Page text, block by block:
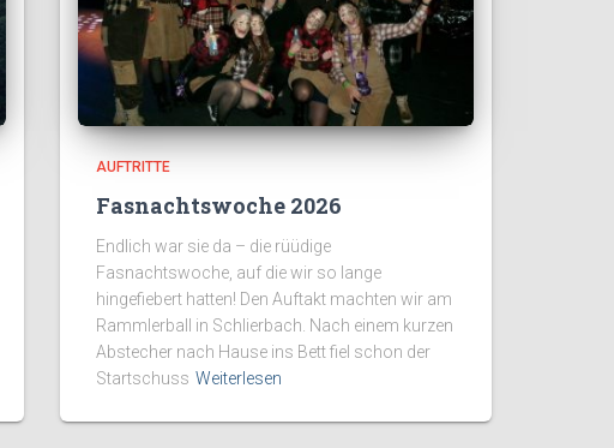
AUFTRITTE
Fasnachtswoche 2026
Endlich war sie da – die rüüdige
Fasnachtswoche, auf die wir so lange
hingefiebert hatten! Den Auftakt machten wir am
Rammlerball in Schlierbach. Nach einem kurzen
Abstecher nach Hause ins Bett fiel schon der
Startschuss Weiterlesen